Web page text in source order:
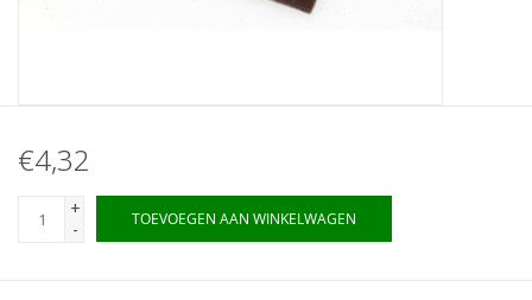
€4,32
+
-
TOEVOEGEN AAN WINKELWAGEN